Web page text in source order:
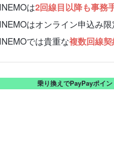
は2回線目以降も事務
はオンライン申込み
では貴重な複数回線
乗り換えでPayPayポイ